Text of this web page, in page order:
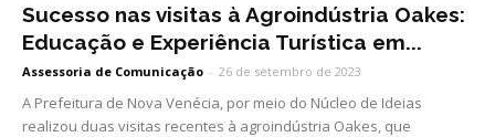
Sucesso nas visitas à Agroindústria Oakes:
Educação e Experiência Turística em...
Assessoria de Comunicação - 26 de setembro de 2023
A Prefeitura de Nova Venécia, por meio do Núcleo de Ideias
realizou duas visitas recentes à agroindústria Oakes, que